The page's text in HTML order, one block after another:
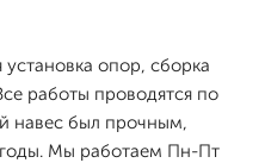
опор, сборка
работы проводятся по
навес был прочным,
Мы работаем Пн-Пт